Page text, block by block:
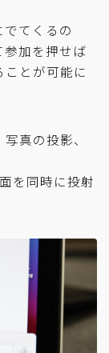
てくるの
参加を押せば
とが可能に
真の投影、
を同時に投射